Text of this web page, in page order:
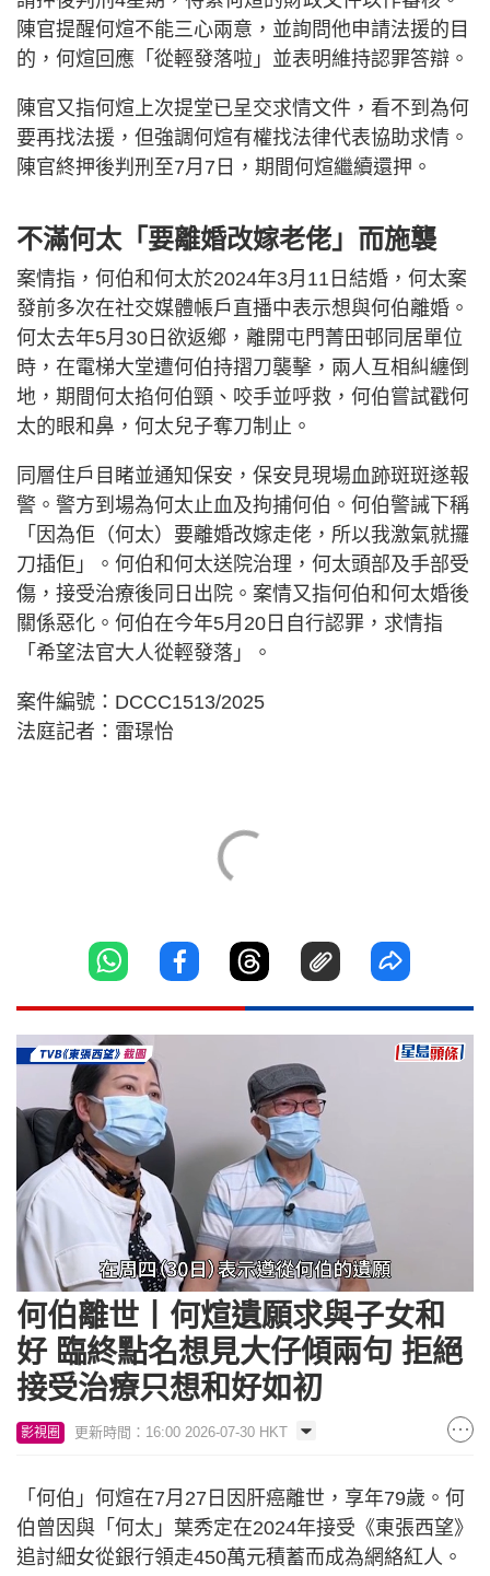
陳官提醒何煊不能三心兩意，並詢問他申請法援的目
的，何煊回應「從輕發落啦」並表明維持認罪答辯。
陳官又指何煊上次提堂已呈交求情文件，看不到為何
要再找法援，但強調何煊有權找法律代表協助求情。
陳官終押後判刑至7月7日，期間何煊繼續還押。
不滿何太「要離婚改嫁老佬」而施襲
案情指，何伯和何太於2024年3月11日結婚，何太案
發前多次在社交媒體帳戶直播中表示想與何伯離婚。
何太去年5月30日欲返鄉，離開屯門菁田邨同居單位
時，在電梯大堂遭何伯持摺刀襲擊，兩人互相糾纏倒
地，期間何太掐何伯頸、咬手並呼救，何伯嘗試戳何
太的眼和鼻，何太兒子奪刀制止。
同層住戶目睹並通知保安，保安見現場血跡斑斑遂報
警。警方到場為何太止血及拘捕何伯。何伯警誡下稱
「因為佢（何太）要離婚改嫁走佬，所以我激氣就攞
刀插佢」。何伯和何太送院治理，何太頭部及手部受
傷，接受治療後同日出院。案情又指何伯和何太婚後
關係惡化。何伯在今年5月20日自行認罪，求情指
「希望法官大人從輕發落」。
案件編號：DCCC1513/2025
法庭記者：雷璟怡
Unmute Loaded:
36.15%
何伯離世丨何煊遺願求與子女和
好 臨終點名想見大仔傾兩句 拒絕
接受治療只想和好如初
影視圈 更新時間：16:00 2026-07-30 HKT
「何伯」何煊在7月27日因肝癌離世，享年79歲。何
伯曾因與「何太」葉秀定在2024年接受《東張西望》
追討細女從銀行領走450萬元積蓄而成為網絡紅人。